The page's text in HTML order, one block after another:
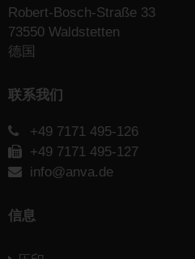
Robert-Bosch-Straße 33
73550 Waldstetten
德国
联系我们
+49 7171 495-126
+49 7171 495-127
info@anva.de
信息